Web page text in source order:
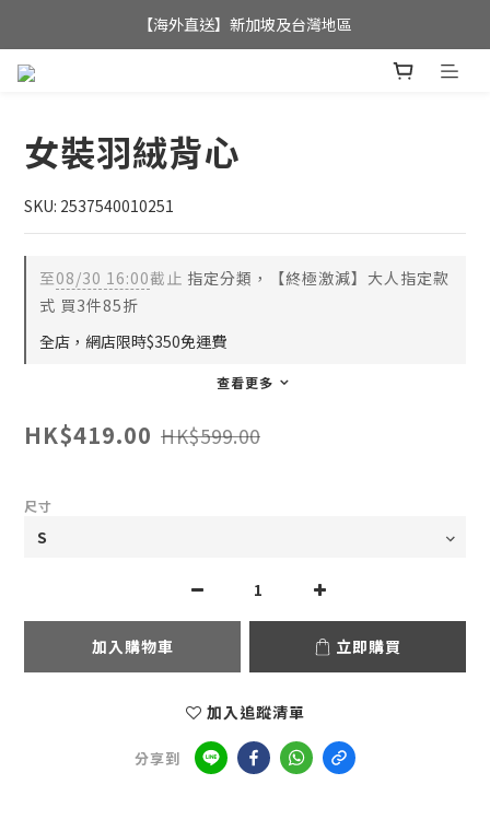
全店滿$350，即可享港澳地區免運費;
【海外直送】新加坡及台灣地區
女裝羽絨背心
SKU: 2537540010251
至08/30 16:00截止 指定分類，【終極激減】大人指定款
式 買3件85折
全店，網店限時$350免運費
查看更多
HK$419.00 HK$599.00
尺寸
加入購物車 立即購買
加入追蹤清單
分享到